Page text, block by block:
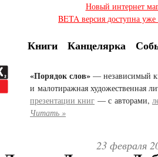
Новый интернет
BETA версия доступна
Книги Канцелярка
«Порядок слов» — независимый
и малотиражная художественная
презентации книг — с авторами,
Читать »
23 февраля